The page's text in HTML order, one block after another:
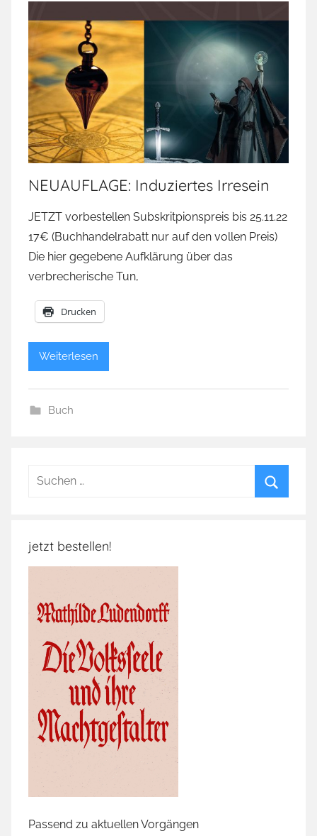
NEUAUFLAGE: Induziertes Irresein
JETZT vorbestellen Subskritpionspreis bis 25.11.22
17€ (Buchhandelrabatt nur auf den vollen Preis)
Die hier gegebene Aufklärung über das
verbrecherische Tun,
Drucken
Weiterlesen
Buch
Suchen
jetzt bestellen!
Passend zu aktuellen Vorgängen